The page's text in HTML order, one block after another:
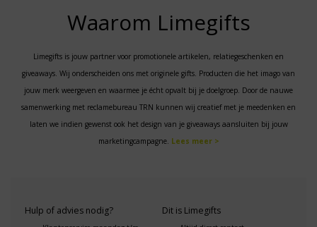
Waarom Limegifts
Limegifts is jouw partner voor promotionele artikelen, relatiegeschenken en
giveaways. Wij onderscheiden ons met originele gifts. Producten die het imago van
jouw merk weergeven en waarmee je écht opvalt bij je doelgroep. Door de nauwe
samenwerking met reclamebureau TRN kunnen wij creatief met je meedenken en
laten we indien gewenst ook het design van je giveaways aansluiten bij jouw
marketingcampagne. Lees meer >
Hulp of advies nodig? Dit is Limegifts